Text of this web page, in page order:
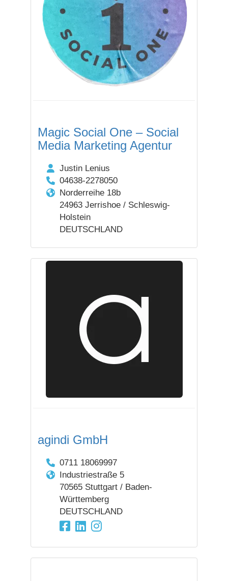
Magic Social One – Social
Media Marketing Agentur
Justin Lenius
04638-2278050
Norderreihe 18b
24963 Jerrishoe / Schleswig-
Holstein
DEUTSCHLAND
agindi GmbH
0711 18069997
Industriestraße 5
70565 Stuttgart / Baden-
Württemberg
DEUTSCHLAND